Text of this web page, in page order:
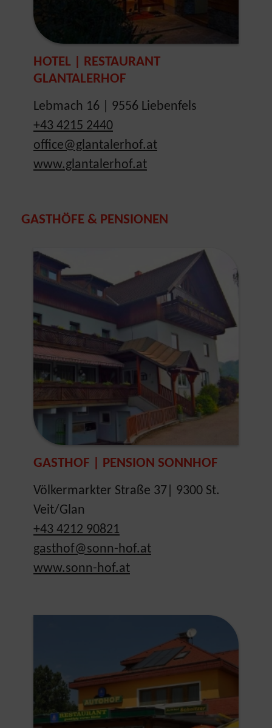
HOTEL | RESTAURANT
GLANTALERHOF
Lebmach 16 | 9556 Liebenfels
+43 4215 2440
office@glantalerhof.at
www.glantalerhof.at
GASTHÖFE & PENSIONEN
Show larger version
GASTHOF | PENSION SONNHOF
Völkermarkter Straße 37| 9300 St.
Veit/Glan
+43 4212 90821
gasthof@sonn-hof.at
www.sonn-hof.at